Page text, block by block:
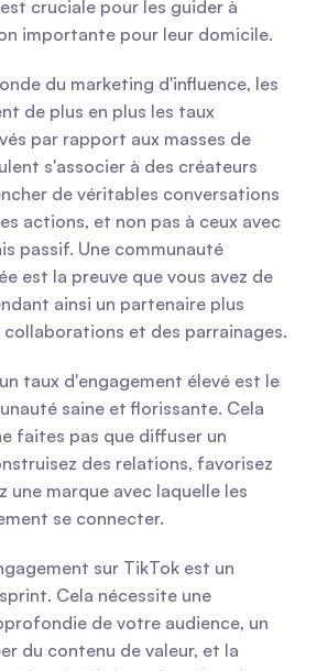
cruciale pour les guider à
importante pour leur domicile.
du marketing d'influence, les
de plus en plus les taux
par rapport aux masses de
s'associer à des créateurs
de véritables conversations
actions, et non pas à ceux avec
passif. Une communauté
est la preuve que vous avez de
ainsi un partenaire plus
et des parrainages.
taux d'engagement élevé est le
saine et florissante. Cela
faites pas que diffuser un
des relations, favorisez
une marque avec laquelle les
se connecter.
sur TikTok est un
Cela nécessite une
de votre audience, un
du contenu de valeur, et la